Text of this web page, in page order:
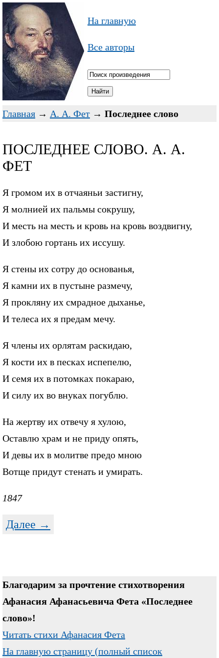
На главную
Все авторы
Главная → А. А. Фет → Последнее слово
ПОСЛЕДНЕЕ СЛОВО. А. А.
ФЕТ
Я громом их в отчаяньи застигну,
Я молнией их пальмы сокрушу,
И месть на месть и кровь на кровь воздвигну,
И злобою гортань их иссушу.
Я стены их сотру до основанья,
Я камни их в пустыне размечу,
Я прокляну их смрадное дыханье,
И телеса их я предам мечу.
Я члены их орлятам раскидаю,
Я кости их в песках испепелю,
И семя их в потомках покараю,
И силу их во внуках погублю.
На жертву их отвечу я хулою,
Оставлю храм и не приду опять,
И девы их в молитве предо мною
Вотще придут стенать и умирать.
1847
Далее →
Благодарим за прочтение стихотворения
Афанасия Афанасьевича Фета «Последнее
слово»!
Читать стихи Афанасия Фета
На главную страницу (полный список